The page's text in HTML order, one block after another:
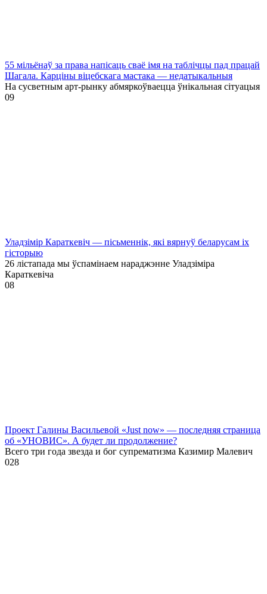
55 мільёнаў за права напісаць сваё імя на таблічцы пад працай
Шагала. Карціны віцебскага мастака — недатыкальныя
На сусветным арт-рынку абмяркоўваецца ўнікальная сітуацыя
09
Уладзімір Караткевіч — пісьменнік, які вярнуў беларусам іх
гісторыю
26 лістапада мы ўспамінаем нараджэнне Уладзіміра
Караткевіча
08
Проект Галины Васильевой «Just now» — последняя страница
об «УНОВИС». А будет ли продолжение?
Всего три года звезда и бог супрематизма Казимир Малевич
028